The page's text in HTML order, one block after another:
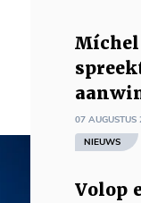
Míchel
07
NIEUWS
Volop